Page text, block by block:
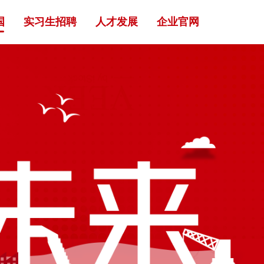
实习生招聘 人才发展 企业官网